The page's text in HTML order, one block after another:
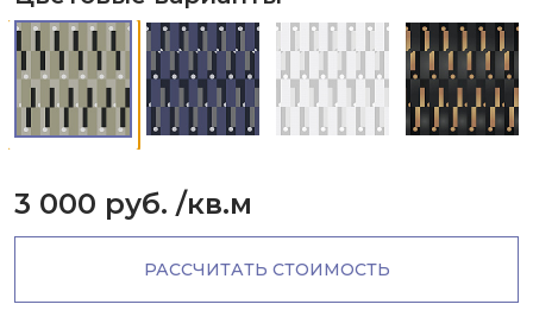
3 000 руб. /кв.м
РАССЧИТАТЬ СТОИМОСТЬ